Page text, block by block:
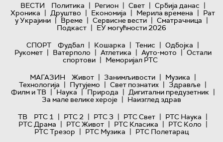
ВЕСТИ Политика | Регион | Свет | Србија данас |
Хроника | Друштво | Економија | Мерила времена | Рат
у Украјини | Време | Сервисне вести | Сматрачница |
Подкаст | ЕУ могућности 2026
СПОРТ
Фудбал | Кошарка | Тенис | Одбојка |
Рукомет | Ватерполо | Атлетика | Ауто-мото | Остали
спортови | Меморијал РТС
МАГАЗИН
Живот | Занимљивости | Музика |
Технологијa | Путујемо | Свет познатих | Здравље |
Филм и ТВ | Наука | Природа | Дигитални предузетник |
За мале велике хероје | Наизглед здрав
ТВ
РТС 1 | РТС 2 | РТС 3 | РТС Свет | РТС Наука |
РТС Драма | РТС Живот | РТС Класика | РТС Коло |
РТС Трезор | РТС Музика | РТС Полетарац